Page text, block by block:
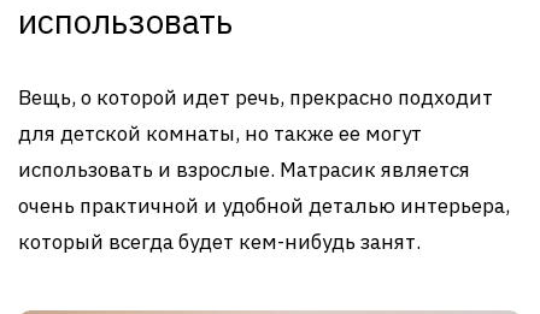
использовать
Вещь, о которой идет речь, прекрасно подходит
для детской комнаты, но также ее могут
использовать и взрослые. Матрасик является
очень практичной и удобной деталью интерьера,
который всегда будет кем-нибудь занят.